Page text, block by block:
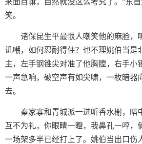
来面目嘛，自然就没这么考究了。”东
笑。
诸保昆生平最恨人嘲笑他的麻脸，
讥嘲，如何忍耐得住？也不理姚伯当是
主，左手钢锥尖对准了他胸膛，右手小
一声急响，破空声有如尖啸，一枚暗器
去。
秦家寨和青城派一进听香水榭，暗
互不为礼，你眼睛一瞪，我鼻孔一哼，
一场架多半已经打上了。姚伯当出口伤